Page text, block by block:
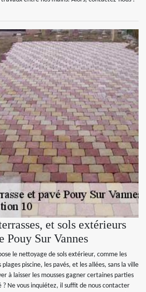
et sols extérieurs
Pouy Sur Vannes
le nettoyage de sols extérieur, comme les
piscine, les pavés, et les allées, sans la ville
à laisser les mousses gagner certaines parties
Ne vous inquiétez, il suffit de nous contacter